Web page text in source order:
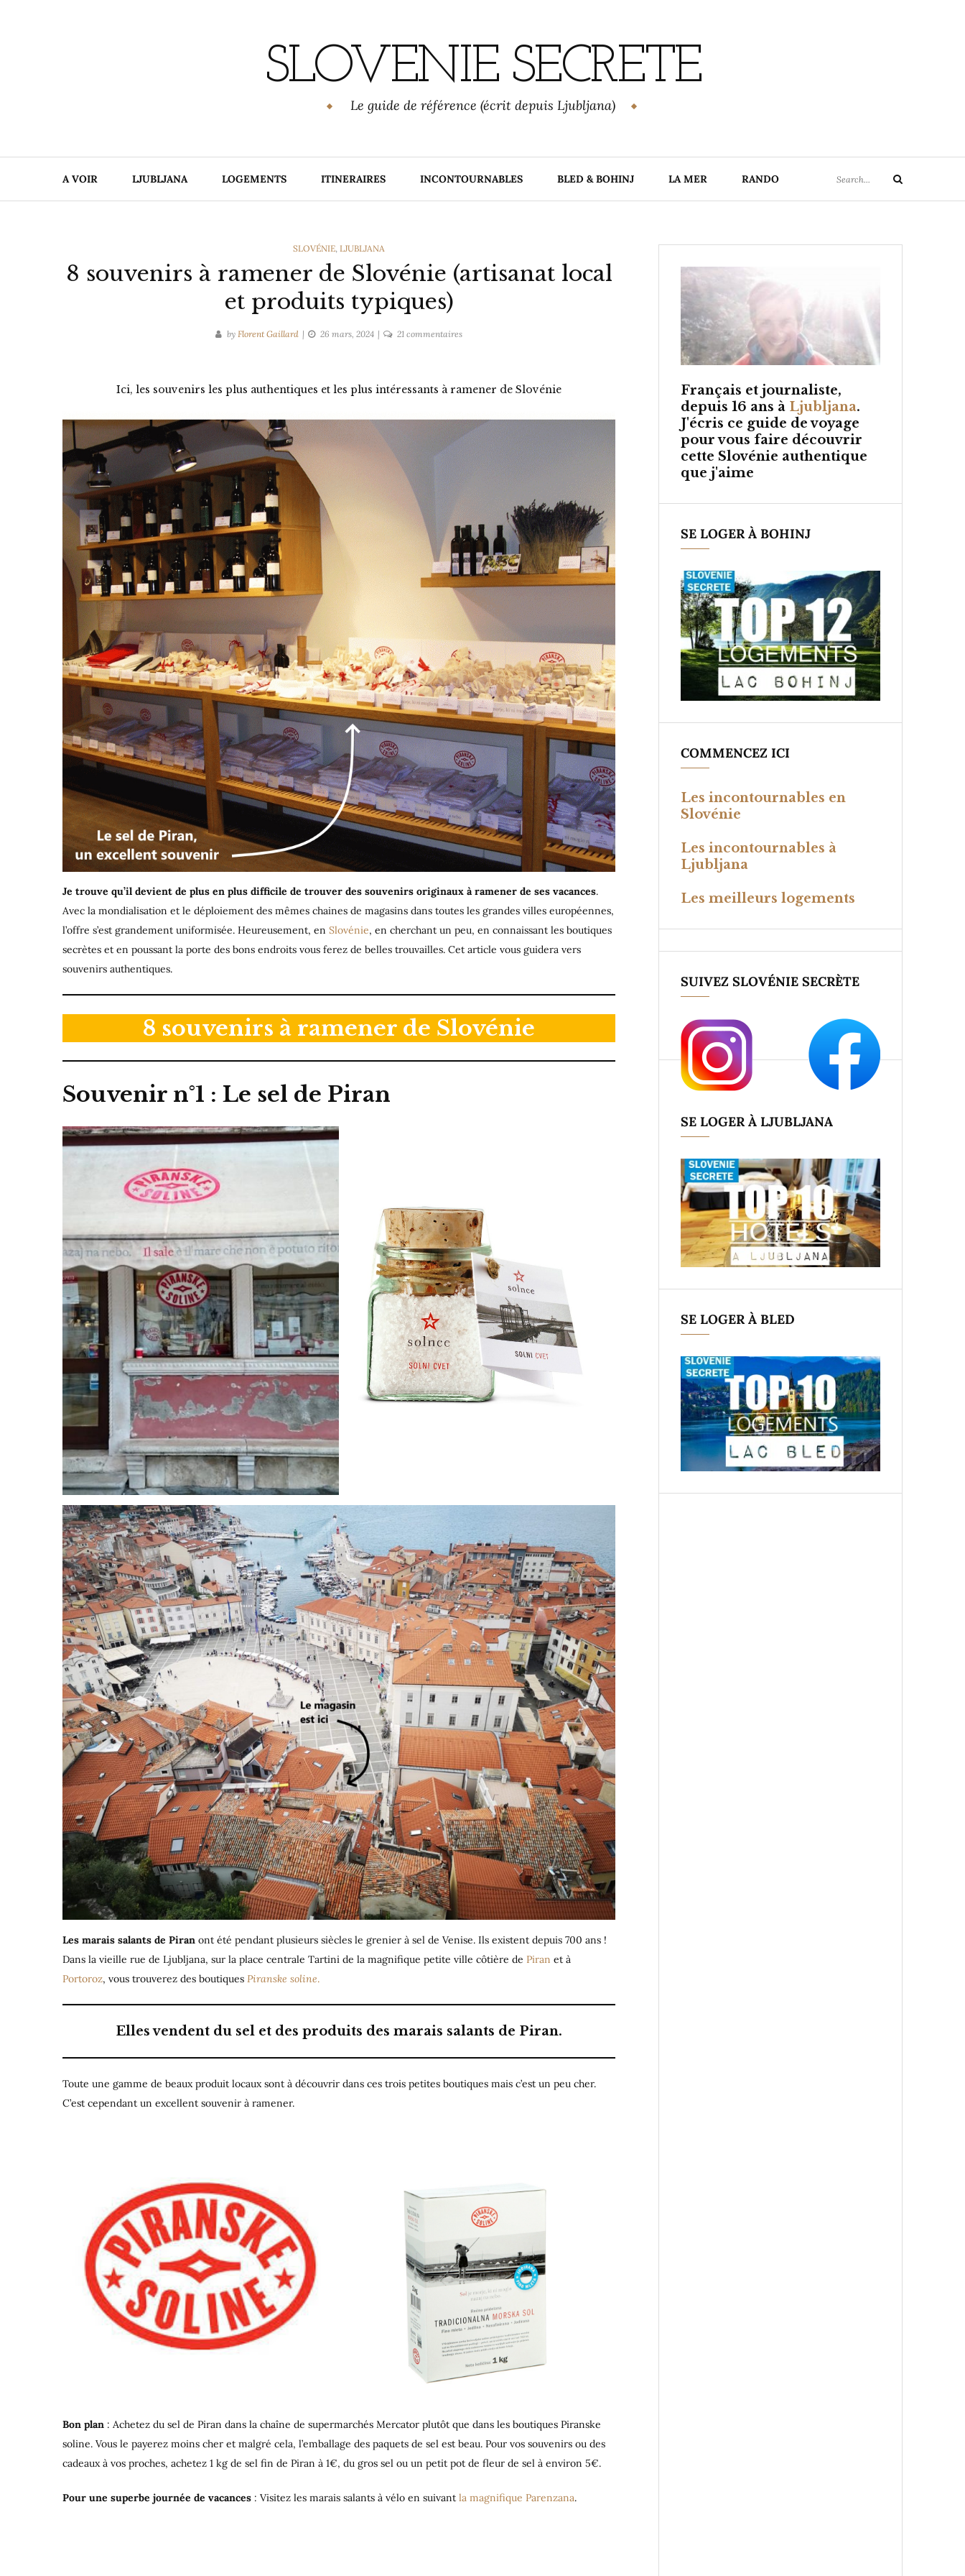
SLOVENIE SECRETE
Le guide de référence (écrit depuis Ljubljana)
A VOIR LJUBLJANA LOGEMENTS ITINERAIRES INCONTOURNABLES BLED & BOHINJ LA MER RANDO
for:
Search
CATEGORIES
SLOVÉNIE, LJUBLJANA
8 souvenirs à ramener de Slovénie (artisanat local
et produits typiques)
by Florent Gaillard 26 mars, 2024 21 commentairessur
Slovénie
(artisanat
Ici, les souvenirs les plus authentiques et les plus intéressants à ramener de Slovénie
Je trouve qu’il devient de plus en plus difficile de trouver des souvenirs originaux à ramener de ses vacances.
Avec la mondialisation et le déploiement des mêmes chaines de magasins dans toutes les grandes villes européennes,
l’offre s’est grandement uniformisée. Heureusement, en Slovénie, en cherchant un peu, en connaissant les boutiques
secrètes et en poussant la porte des bons endroits vous ferez de belles trouvailles. Cet article vous guidera vers
souvenirs authentiques.
8 souvenirs à ramener de Slovénie
Souvenir n°1 : Le sel de Piran
Les marais salants de Piran ont été pendant plusieurs siècles le grenier à sel de Venise. Ils existent depuis 700 ans !
Dans la vieille rue de Ljubljana, sur la place centrale Tartini de la magnifique petite ville côtière de Piran et à
Portoroz, vous trouverez des boutiques Piranske soline.
Elles vendent du sel et des produits des marais salants de Piran.
Toute une gamme de beaux produit locaux sont à découvrir dans ces trois petites boutiques mais c’est un peu cher.
C’est cependant un excellent souvenir à ramener.
Bon plan : Achetez du sel de Piran dans la chaîne de supermarchés Mercator plutôt que dans les boutiques Piranske
soline. Vous le payerez moins cher et malgré cela, l’emballage des paquets de sel est beau. Pour vos souvenirs ou des
cadeaux à vos proches, achetez 1 kg de sel fin de Piran à 1€, du gros sel ou un petit pot de fleur de sel à environ 5€.
Pour une superbe journée de vacances : Visitez les marais salants à vélo en suivant la magnifique Parenzana.
Français et journaliste,
depuis 16 ans à Ljubljana.
J'écris ce guide de voyage
pour vous faire découvrir
cette Slovénie authentique
que j'aime
SE LOGER À BOHINJ
COMMENCEZ ICI
Les incontournables en
Slovénie
Les incontournables à
Ljubljana
Les meilleurs logements
SUIVEZ SLOVÉNIE SECRÈTE
SE LOGER À LJUBLJANA
SE LOGER À BLED